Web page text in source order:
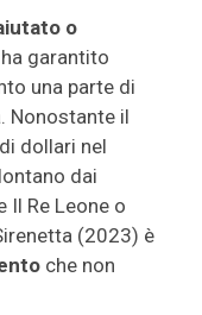
o
garantito
una parte di
Nonostante il
dollari nel
dai
Il Re Leone o
(2023) è
che non